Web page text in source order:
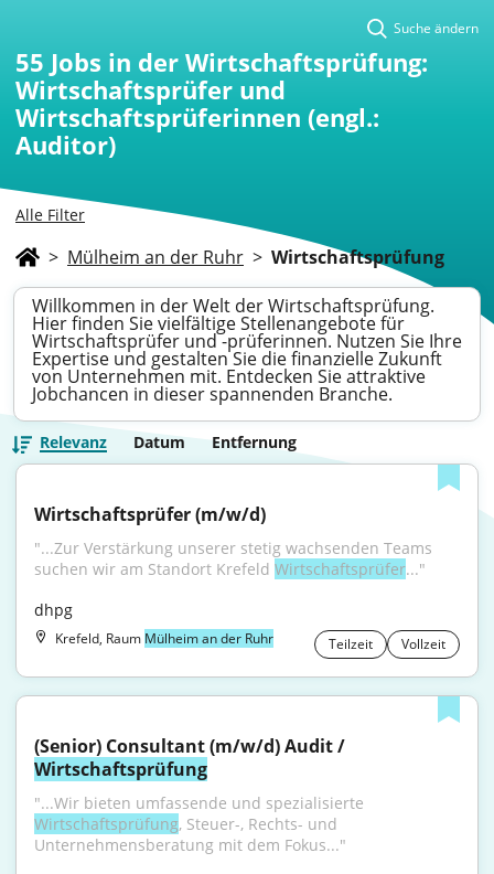
Alle Filter
Suche ändern
55 Jobs in der Wirtschaftsprüfung:
Wirtschaftsprüfer und
Wirtschaftsprüferinnen (engl.:
Auditor)
> Mülheim an der Ruhr > Wirtschaftsprüfung
Willkommen in der Welt der Wirtschaftsprüfung.
Hier finden Sie vielfältige Stellenangebote für
Wirtschaftsprüfer und -prüferinnen. Nutzen Sie Ihre
Expertise und gestalten Sie die finanzielle Zukunft
von Unternehmen mit. Entdecken Sie attraktive
Jobchancen in dieser spannenden Branche.
Relevanz Datum Entfernung
Wirtschaftsprüfer (m/w/d)
"...Zur Verstärkung unserer stetig wachsenden Teams
suchen wir am Standort Krefeld Wirtschaftsprüfer..."
dhpg
Krefeld, Raum Mülheim an der Ruhr Teilzeit Vollzeit
Wirtschaftsprüfung
Wirtschaftsprüfung, Steuer-, Rechts- und
Unternehmensberatung mit dem Fokus..."